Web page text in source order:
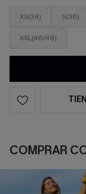
XS(34) S(36)
XXL(46/48)
COMPRAR